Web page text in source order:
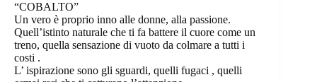
“COBALTO”
Un vero è proprio inno alle donne, alla passione.
Quell’istinto naturale che ti fa battere il cuore come un
treno, quella sensazione di vuoto da colmare a tutti i
costi .
L’ ispirazione sono gli sguardi, quelli fugaci , quelli